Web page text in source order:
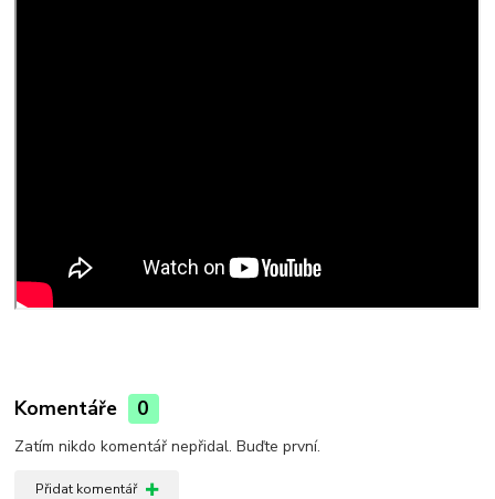
Komentáře 0
Zatím nikdo komentář nepřidal. Buďte první.
Přidat komentář